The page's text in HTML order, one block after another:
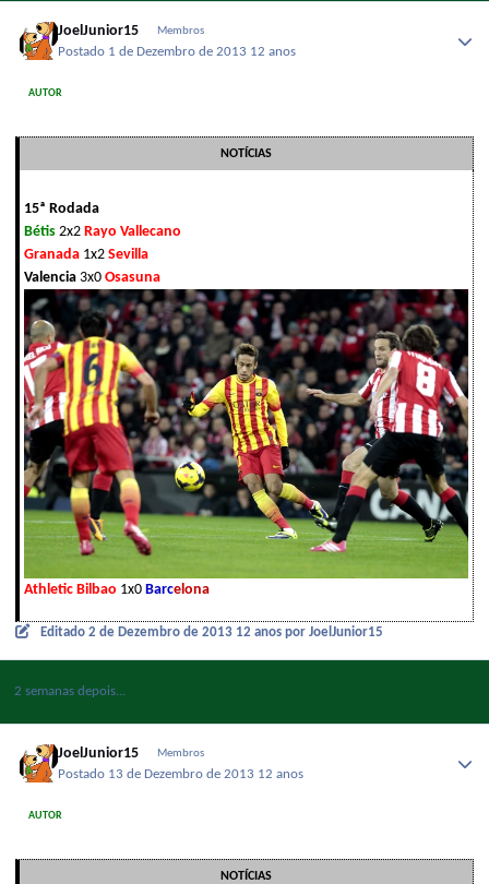
JoelJunior15 Membros
Postado 1 de Dezembro de 2013 12 anos
AUTOR
NOTÍCIAS
15ª Rodada
Bétis 2x2 Rayo Vallecano
Granada 1x2 Sevilla
Valencia 3x0 Osasuna
Athletic Bilbao 1x0 Barcelona
Editado 2 de Dezembro de 2013 12 anos por JoelJunior15
2 semanas depois...
JoelJunior15 Membros
Postado 13 de Dezembro de 2013 12 anos
AUTOR
NOTÍCIAS